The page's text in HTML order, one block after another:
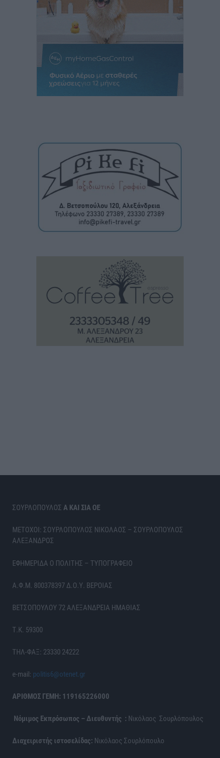
ΣΟΥΡΛΟΠΟΥΛΟΣ Α ΚΑΙ ΣΙΑ ΟΕ
ΜΕΤΟΧΟΙ: ΣΟΥΡΛΟΠΟΥΛΟΣ ΝΙΚΟΛΑΟΣ – ΣΟΥΡΛΟΠΟΥΛΟΣ
ΑΛΕΞΑΝΔΡΟΣ
ΕΦΗΜΕΡΙΔΑ Ο ΠΟΛΙΤΗΣ – ΤΥΠΟΓΡΑΦΕΙΟ
Α.Φ.Μ. 800378397 Δ.Ο.Υ. ΒΕΡΟΙΑΣ
ΒΕΤΣΟΠΟΥΛΟΥ 72 ΑΛΕΞΑΝΔΡΕΙΑ ΗΜΑΘΙΑΣ
Τ.Κ. 59300
ΤΗΛ-ΦΑΞ: 23330 24222
e-mail: politis6@otenet.gr
ΑΡΙΘΜΟΣ ΓΕΜΗ: 119165226000
Νόμιμος Εκπρόσωπος – Διευθυντής : Νικόλαος Σουρλόπουλος
Διαχειριστής ιστοσελίδας: Νικόλαος Σουρλόπουλο